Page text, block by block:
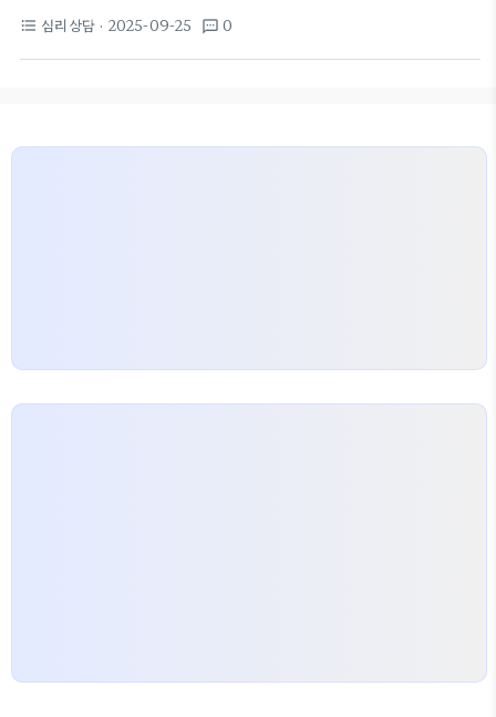
현실적으로 상황을 바라보고 작은 개선도…
떨어지며 작은 일에도 짜증이 쉽게 나고 자신감도 움
츠러든다. 이런 변화는 우울감의 초기 신호로 나타나
format_list_bulleted 심리상담 · 2025-09-25 textsms 0